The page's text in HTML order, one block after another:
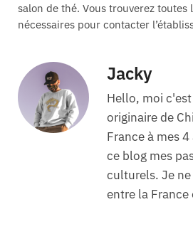
salon de thé. Vous trouverez toutes
nécessaires pour contacter
Jacky
Hello, moi
originaire de
France à mes
ce blog mes
culturels. Je
entre la France